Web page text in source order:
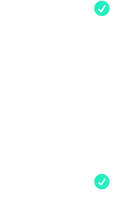

